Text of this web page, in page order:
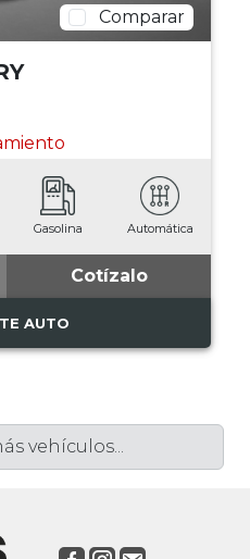
Comparar
Gasolina Automática
Cotízalo
AUTO
vehículos...